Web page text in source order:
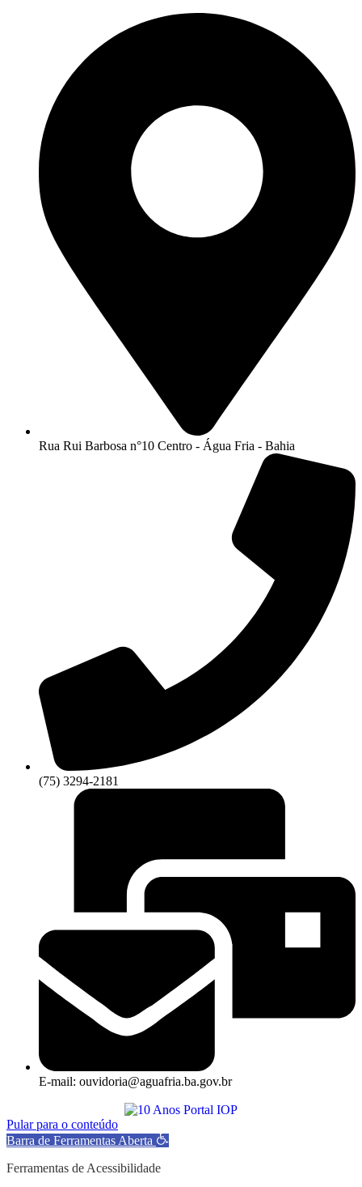
Rua Rui Barbosa n°10 Centro - Água Fria - Bahia
(75) 3294-2181
E-mail: ouvidoria@aguafria.ba.gov.br
Pular para o conteúdo
Barra de Ferramentas Aberta
Ferramentas de Acessibilidade